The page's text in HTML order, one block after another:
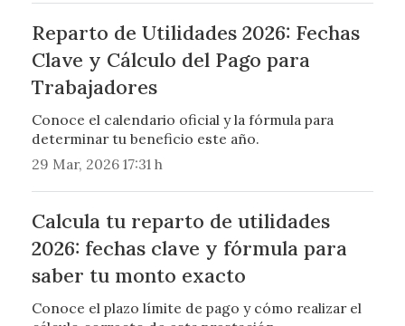
Reparto de Utilidades 2026: Fechas
Clave y Cálculo del Pago para
Trabajadores
Conoce el calendario oficial y la fórmula para
determinar tu beneficio este año.
29 Mar, 2026 17:31 h
Calcula tu reparto de utilidades
2026: fechas clave y fórmula para
saber tu monto exacto
Conoce el plazo límite de pago y cómo realizar el